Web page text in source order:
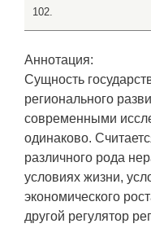
102.
Аннотация:
Сущность
регионального
современными
одинаково.
различного рода
условиях жизни,
экономического
другой регулятор